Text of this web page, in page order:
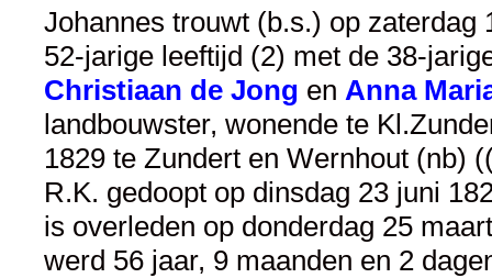
Johannes trouwt (b.s.) op
52-jarige leeftijd (2) met de 38-
Christiaan de Jong en Anna
landbouwster, wonende te
1829 te Zundert en Wernhout (nb)
R.K. gedoopt op dinsdag 23 juni
is overleden op donderdag 25
werd 56 jaar, 9 maanden en 2